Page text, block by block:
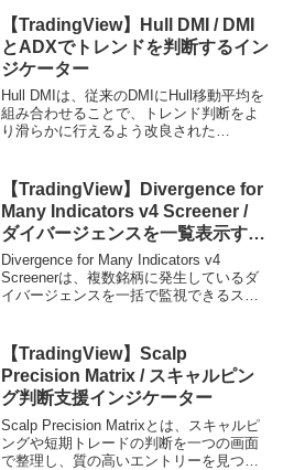
ャーバンドのタッチだけで逆張りを行...
【TradingView】Hull DMI / DMI
とADXでトレンドを判断するイン
ジケーター
Hull DMIは、従来のDMIにHull移動平均を
組み合わせることで、トレンド判断をよ
り滑らかに行えるよう改良された
ンジ相場やボラティリティが高い場面
で...
【TradingView】Divergence for
Many Indicators v4 Screener /
ダイバージェンスを一覧表示する
スクリーナーインジケーター
Divergence for Many Indicators v4
Screenerは、複数銘柄に発生しているダ
イバージェンスを一括で監視できるスク
各銘柄で発生したダ...
【TradingView】Scalp
Precision Matrix / スキャルピン
グ判断支援インジケーター
Scalp Precision Matrixとは、スキャルピ
ングや短期トレードの判断を一つの画面
で整理し、質の高いエントリーを見つけ